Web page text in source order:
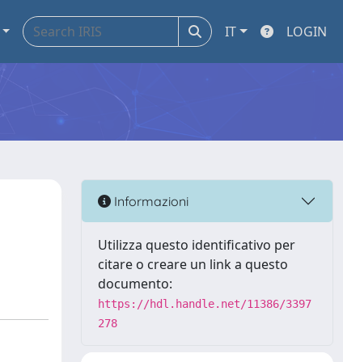
IT LOGIN
Informazioni
Utilizza questo identificativo per
citare o creare un link a questo
documento:
https://hdl.handle.net/11386/3397
278